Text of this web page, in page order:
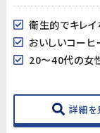
衛生的でキレイ
おいしいコー
20～40代の女
詳細を